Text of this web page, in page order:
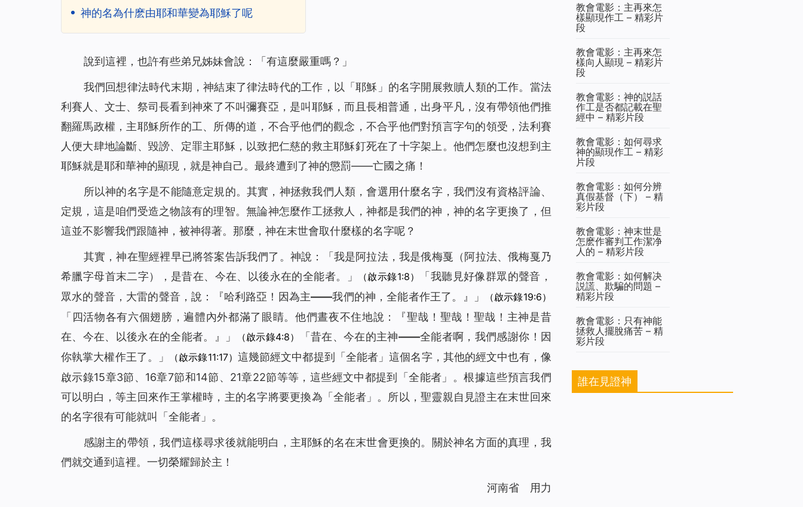
神的名為什麽由耶和華變為耶穌了呢
說到這裡，也許有些弟兄姊妹會說：「有這麼嚴重嗎？」
我們回想律法時代末期，神結束了律法時代的工作，以「耶穌」的名字開展救贖人類的工作。當法
利賽人、文士、祭司長看到神來了不叫彌賽亞，是叫耶穌，而且長相普通，出身平凡，沒有帶領他們推
翻羅馬政權 ， 主耶穌所作的工、所傳的道，不合乎他們的觀念，不合乎他們對預言字句的領受，法利賽
人便大肆地論斷、毀謗、定罪主耶穌，以致把仁慈的救主耶穌釘死在了十字架上。他們怎麼也沒想到主
耶穌就是耶和華神的顯現，就是神自己。最終遭到了神的懲罰——亡國之痛！
所以神的名字是不能隨意定規的。其實，神拯救我們人類，會選用什麼名字，我們沒有資格評論、
定規，這是咱們受造之物該有的理智。無論神怎麼作工拯救人，神都是我們的神，神的名字更換了，但
這並不影響我們跟隨神，被神得著。那麼，神在末世會取什麼樣的名字呢？
其實，神在聖經裡早已將答案告訴我們了。神說：「 我是阿拉法，我是俄梅戛 （阿拉法、俄梅戛乃
希臘字母首末二字）
，是昔在、今在、以後永在的全能者。 」 （啟示錄1:8） 「 我聽見好像群眾的聲音，
眾水的聲音，大雷的聲音，說：『哈利路亞！因為主——我們的神，全能者作王了。』
」 （啟示錄19:6）
「 四活物各有六個翅膀，遍體內外都滿了眼睛。他們晝夜不住地說：『聖哉！聖哉！聖哉！主神是昔
在、今在、以後永在的全能者。』
」 （啟示錄4:8） 「 昔在、今在的主神——全能者啊，我們感謝你！因
你執掌大權作王了。
」 （啟示錄11:17） 這幾節經文中都提到「 全能者 」這個名字，其他的經文中也有，像
啟示錄15章3節、16章7節和14節、21章22節等等，這些經文中都提到「全能者 」。根據這些預言我們
可以明白，等主回來作王掌權時，主的名字將要更換為「全能者」。所以，聖靈親自見證主在末世回來
的名字很有可能就叫「 全能者 」。
感謝主的帶領，我們這樣尋求後就能明白，主耶穌的名在末世會更換的。關於神名方面的真理，我
們就交通到這裡。一切榮耀歸於主！
河南省 用力
教會電影：主再來怎
樣顯現作工 – 精彩片
段
教會電影：主再來怎
樣向人顯現 – 精彩片
段
教會電影：神的説話
作工是否都記載在聖
經中 – 精彩片段
教會電影：如何尋求
神的顯現作工 – 精彩
片段
教會電影：如何分辨
真假基督（下） – 精
彩片段
教會電影：神末世是
怎麽作審判工作潔净
人的 – 精彩片段
教會電影：如何解决
説謊、欺騙的問題 –
精彩片段
教會電影：只有神能
拯救人擺脫痛苦 – 精
彩片段
誰在見證神